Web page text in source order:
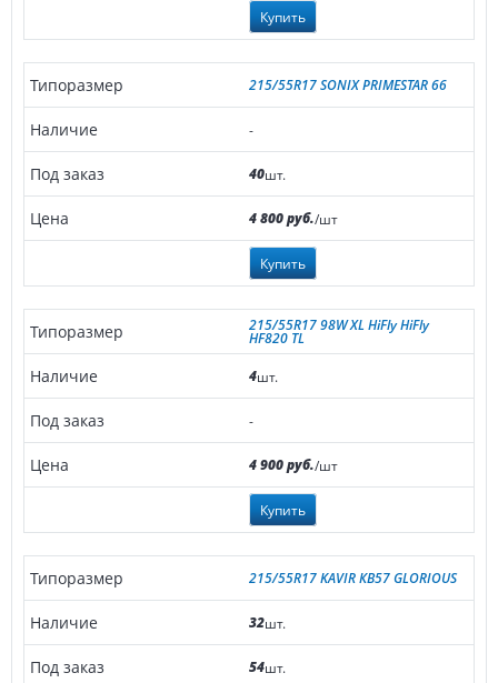
Купить
215/55R17 SONIX PRIMESTAR 66
-
40шт.
4 800 руб./шт
Купить
215/55R17 98W XL HiFly HiFly
HF820 TL
4шт.
-
4 900 руб./шт
Купить
215/55R17 KAVIR КВ57 GLORIOUS
32шт.
54шт.